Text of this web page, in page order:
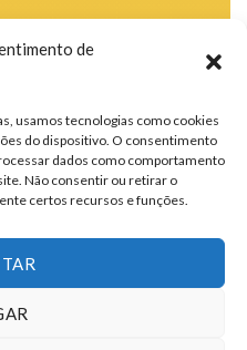
de
usamos tecnologias como cookies
do dispositivo. O consentimento
dados como comportamento
Não consentir ou retirar o
certos recursos e funções.